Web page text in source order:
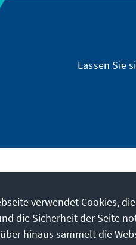
Lassen Sie
Adenauer-Stiftung e.V.
Bildungsforum
verwendet Cookies,
die Sicherheit der Seite
hinaus sammelt die